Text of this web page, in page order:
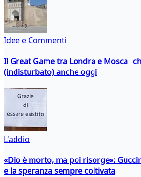
Idee e Commenti
Il Great Game tra Londra e Mosca
(indisturbato) anche oggi
L'addio
«Dio è morto, ma poi risorge»:
e la speranza sempre coltivata